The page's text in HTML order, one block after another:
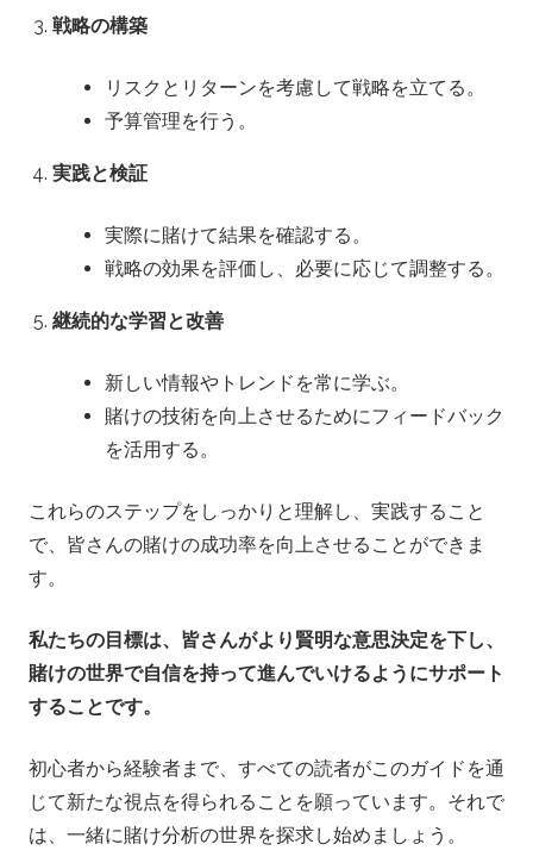
戦略の構築
リスクとリターンを考慮して戦略を立てる。
予算管理を行う。
実践と検証
実際に賭けて結果を確認する。
戦略の効果を評価し、必要に応じて調整する。
継続的な学習と改善
新しい情報やトレンドを常に学ぶ。
賭けの技術を向上させるためにフィードバック
を活用する。
これらのステップをしっかりと理解し、実践すること
で、皆さんの賭けの成功率を向上させることができま
す。
私たちの目標は、皆さんがより賢明な意思決定を下し、
賭けの世界で自信を持って進んでいけるようにサポート
することです。
初心者から経験者まで、すべての読者がこのガイドを通
じて新たな視点を得られることを願っています。それで
は、一緒に賭け分析の世界を探求し始めましょう。